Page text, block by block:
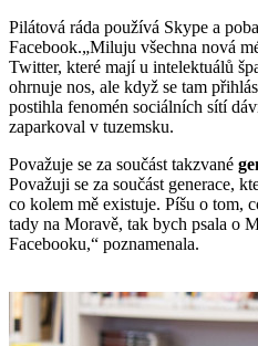
Pilátová ráda používá Skype a
Facebook.„Miluju všechna nová
Twitter, které mají u intelektuálů
ohrnuje nos, ale když se tam
postihla fenomén sociálních sítí
zaparkoval v tuzemsku.
Považuje se za součást takzvané
Považuji se za součást generace,
co kolem mě existuje. Píšu o tom,
tady na Moravě, tak bych psala o
Facebooku,“ poznamenala.